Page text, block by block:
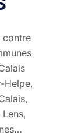
contre
Helpe,
Lens,
…